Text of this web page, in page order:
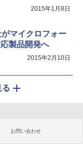
2015年1月8日
マイクロフォー
製品開発へ
2015年2月10日
る
お問い合わせ